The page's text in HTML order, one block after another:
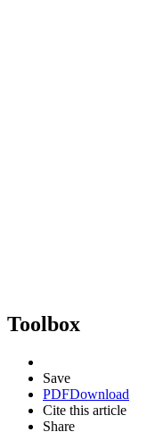
Toolbox
Save
PDFDownload
Cite this article
Share